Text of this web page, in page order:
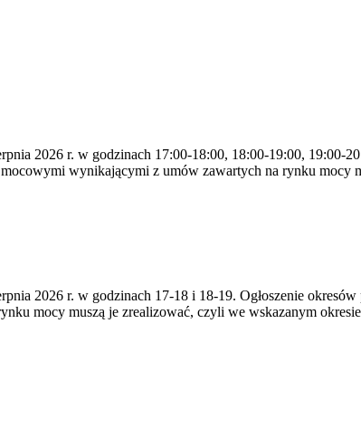
2026 r. w godzinach 17:00-18:00, 18:00-19:00, 19:00-
wynikającymi z umów zawartych na rynku mocy
2026 r. w godzinach 17-18 i 18-19. Ogłoszenie
mocy muszą je zrealizować, czyli we wskazanym